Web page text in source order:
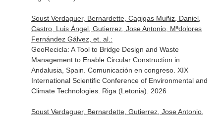
Soust Verdaguer, Bernardette, Cagigas Muñiz, Daniel,
Castro, Luis Ángel, Gutierrez, Jose Antonio, Mªdolores
Fernández Gálvez, et. al.:
GeoRecicla: A Tool to Bridge Design and Waste
Management to Enable Circular Construction in
Andalusia, Spain. Comunicación en congreso. XIX
International Scientific Conference of Environmental and
Climate Technologies. Riga (Letonia). 2026
Soust Verdaguer, Bernardette, Gutierrez, Jose Antonio,